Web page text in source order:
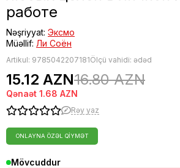
работе
Nəşriyyat: Эксмо
Müəllif: Ли Соён
Artikul: 9785042207181Ölçü vahidi: ədəd
15.12 AZN16.80 AZN
Qənaət 1.68 AZN
Rəy yaz
ONLAYNA ÖZƏL QIYMƏT
Mövcuddur